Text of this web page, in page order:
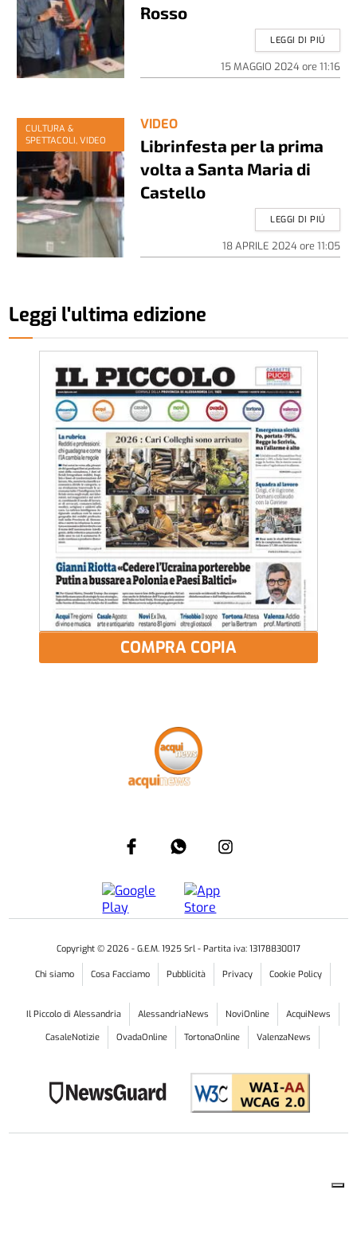
Rosso
15 MAGGIO 2024ore 11:16
LEGGI DI PIÚ
CULTURA &
SPETTACOLI, VIDEO
VIDEO
Librinfesta per la prima
volta a Santa Maria di
Castello
18 APRILE 2024ore 11:05
LEGGI DI PIÚ
Leggi l'ultima edizione
COMPRA COPIA
Copyright © 2026 - G.E.M. 1925 Srl - Partita iva: 13178830017
Chi siamo Cosa Facciamo Pubblicità Privacy Cookie Policy
Il Piccolo di Alessandria AlessandriaNews NoviOnline
AcquiNews
CasaleNotizie
OvadaOnline TortonaOnline ValenzaNews